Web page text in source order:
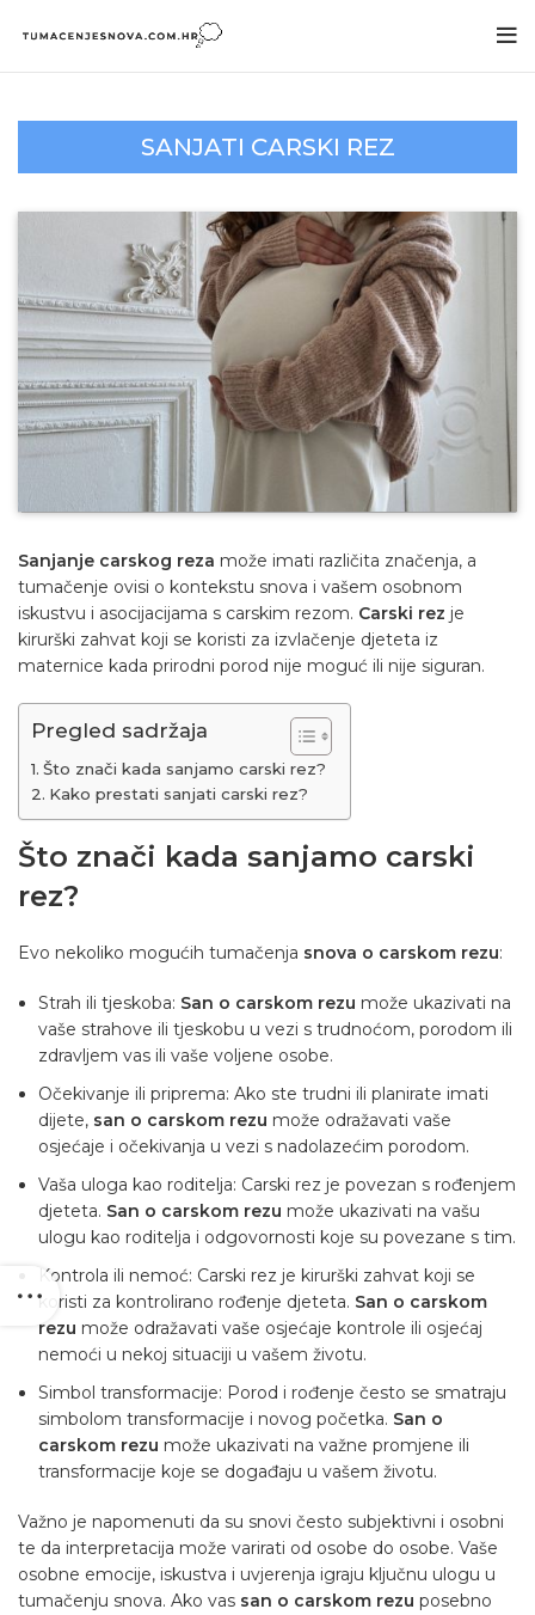
SANJATI CARSKI REZ
Sanjanje carskog reza može imati različita značenja, a
tumačenje ovisi o kontekstu snova i vašem osobnom
iskustvu i asocijacijama s carskim rezom. Carski rez je
kirurški zahvat koji se koristi za izvlačenje djeteta iz
maternice kada prirodni porod nije moguć ili nije siguran.
Pregled sadržaja
Što znači kada sanjamo carski rez?
Kako prestati sanjati carski rez?
Što znači kada sanjamo carski
rez?
Evo nekoliko mogućih tumačenja snova o carskom rezu:
Strah ili tjeskoba: San o carskom rezu može ukazivati na
vaše strahove ili tjeskobu u vezi s trudnoćom, porodom ili
zdravljem vas ili vaše voljene osobe.
Očekivanje ili priprema: Ako ste trudni ili planirate imati
dijete, san o carskom rezu može odražavati vaše
osjećaje i očekivanja u vezi s nadolazećim porodom.
Vaša uloga kao roditelja: Carski rez je povezan s rođenjem
djeteta. San o carskom rezu može ukazivati na vašu
ulogu kao roditelja i odgovornosti koje su povezane s tim.
Kontrola ili nemoć: Carski rez je kirurški zahvat koji se
koristi za kontrolirano rođenje djeteta. San o carskom
rezu može odražavati vaše osjećaje kontrole ili osjećaj
nemoći u nekoj situaciji u vašem životu.
Simbol transformacije: Porod i rođenje često se smatraju
simbolom transformacije i novog početka. San o
carskom rezu može ukazivati na važne promjene ili
transformacije koje se događaju u vašem životu.
Važno je napomenuti da su snovi često subjektivni i osobni
te da interpretacija može varirati od osobe do osobe. Vaše
osobne emocije, iskustva i uvjerenja igraju ključnu ulogu u
tumačenju snova. Ako vas san o carskom rezu posebno